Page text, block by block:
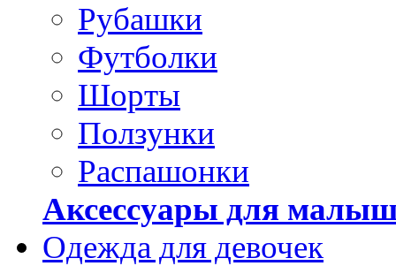
Рубашки
Футболки
Шорты
Ползунки
Распашонки
Аксессуары для
Одежда для девочек